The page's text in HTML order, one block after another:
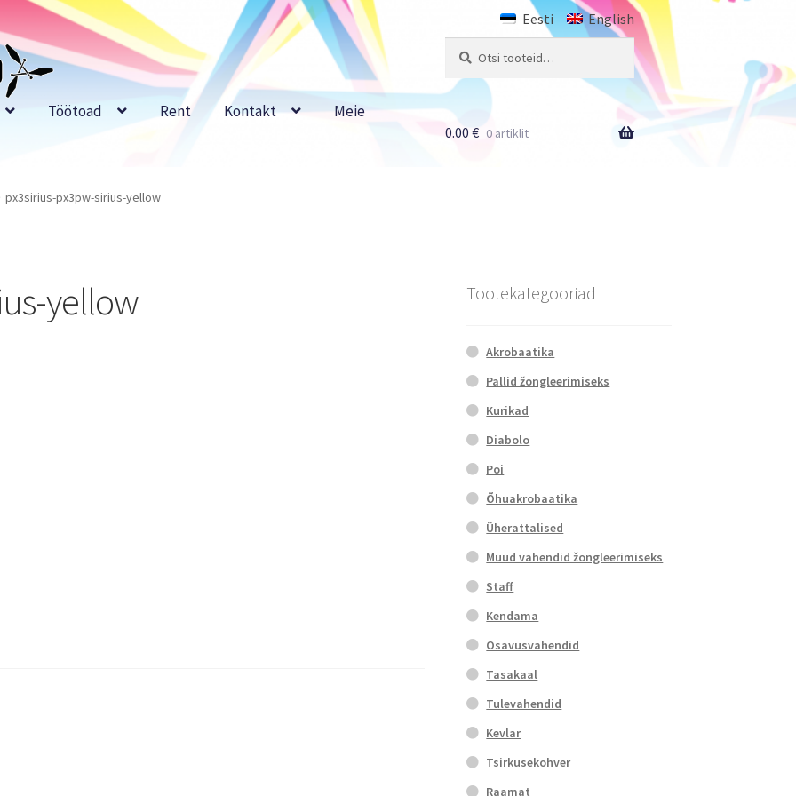
Eesti English
Töötoad Rent Kontakt Meie
0.00€ 0 artiklit
px3sirius-px3pw-sirius-yellow
yellow Tootekategooriad
Akrobaatika
Pallid žongleerimiseks
Kurikad
Diabolo
Poi
Õhuakrobaatika
Üherattalised
Muud vahendid žongleerimiseks
Staff
Kendama
Osavusvahendid
Tasakaal
Tulevahendid
Kevlar
Tsirkusekohver
Raamat